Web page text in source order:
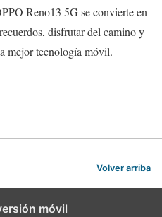
Reno13 5G se convierte en
disfrutar del camino y
mejor tecnología móvil.
Volver arriba
móvil